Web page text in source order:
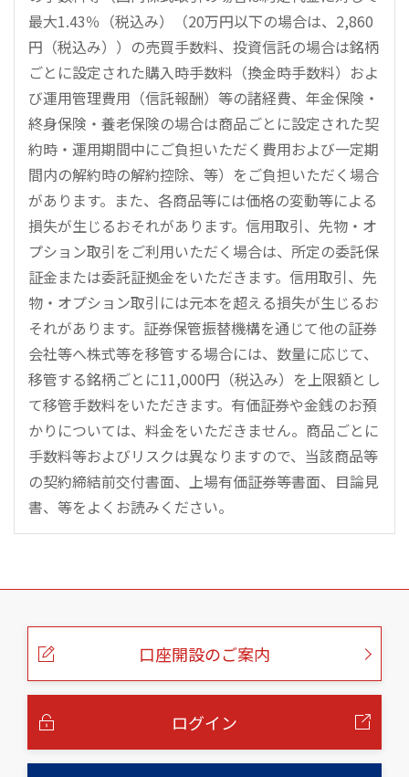
最大1.43％（税込み）（20万円以下の場合は、2,860
円（税込み））の売買手数料、投資信託の場合は銘柄
ごとに設定された購入時手数料（換金時手数料）およ
び運用管理費用（信託報酬）等の諸経費、年金保険・
終身保険・養老保険の場合は商品ごとに設定された契
約時・運用期間中にご負担いただく費用および一定期
間内の解約時の解約控除、等）をご負担いただく場合
があります。また、各商品等には価格の変動等による
損失が生じるおそれがあります。信用取引、先物・オ
プション取引をご利用いただく場合は、所定の委託保
証金または委託証拠金をいただきます。信用取引、先
物・オプション取引には元本を超える損失が生じるお
それがあります。証券保管振替機構を通じて他の証券
会社等へ株式等を移管する場合には、数量に応じて、
移管する銘柄ごとに11,000円（税込み）を上限額とし
て移管手数料をいただきます。有価証券や金銭のお預
かりについては、料金をいただきません。商品ごとに
手数料等およびリスクは異なりますので、当該商品等
の契約締結前交付書面、上場有価証券等書面、目論見
書、等をよくお読みください。
こ
口座開設のご案内
ログイン